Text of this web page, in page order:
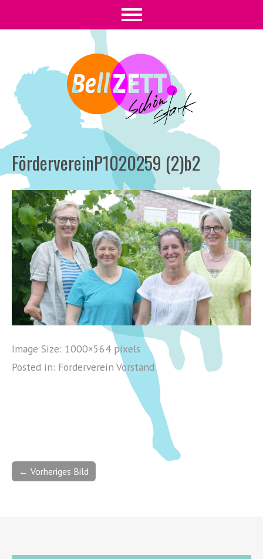
FördervereinP1020259 (2)b2
Image Size: 1000×564 pixels
Posted in: Förderverein Vorstand
← Vorheriges Bild